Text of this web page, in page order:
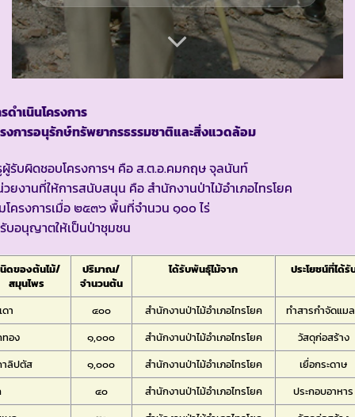
ดำเนินโครงการ
งการอนุรักษ์ทรัพยากรธรรมชาติและสิ่งแวดล้อม
รับผิดชอบโครงการฯ คือ ส.ต.อ.คมกฤษ จุลนันท์
ยงานที่ให้การสนับสนุน คือ สำนักงานป่าไม้อำเภอไทรโยค
โครงการเมื่อ ๒๕๓๖ พื้นที่จำนวน ๑๐๐ ไร่
บอนุญาตให้เป็นป่าชุมชน
ดของต้นไม้/
สมุนไพร
ปริมาณ/
จำนวนต้น
ได้รับพันธุ์ไม้จาก ประโยชน์ที่ได้รั
ดา ๔๐๐ สำนักงานป่าไม้อำเภอไทรโยค
ทำสารกำจัดแม
อง
๑,๐๐๐ สำนักงานป่าไม้อำเภอไทรโยค
วัสดุก่อสร้าง
ลิปตัส
๑,๐๐๐ สำนักงานป่าไม้อำเภอไทรโยค
เยื่อกระดาษ
๔๐ สำนักงานป่าไม้อำเภอไทรโยค
ประกอบอาหาร